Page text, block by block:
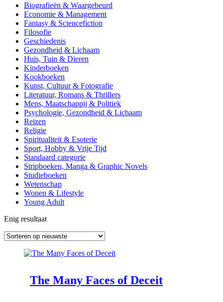
Biografieën & Waargebeurd
Economie & Management
Fantasy & Sciencefiction
Filosofie
Geschiedenis
Gezondheid & Lichaam
Huis, Tuin & Dieren
Kinderboeken
Kookboeken
Kunst, Cultuur & Fotografie
Literatuur, Romans & Thrillers
Mens, Maatschappij & Politiek
Psychologie, Gezondheid & Lichaam
Reizen
Religie
Spiritualiteit & Esoterie
Sport, Hobby & Vrije Tijd
Standaard categorie
Stripboeken, Manga & Graphic Novels
Studieboeken
Wetenschap
Wonen & Lifestyle
Young Adult
Enig resultaat
The Many Faces of Deceit